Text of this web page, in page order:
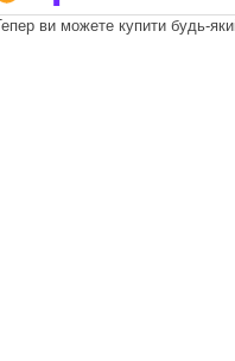
ви можете купити будь-